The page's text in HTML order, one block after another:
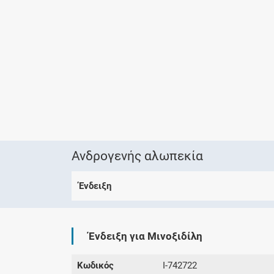
Ανδρογενής αλωπεκία
Ένδειξη
Ένδειξη για Μινοξιδίλη
Κωδικός I-742722